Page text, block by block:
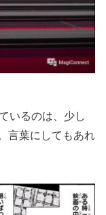
いるのは、少し
言葉にしてもあれ